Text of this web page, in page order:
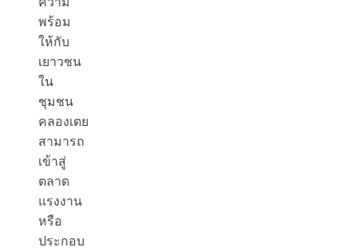
พร้อม
ให้กับ
เยาวชน
ใน
ชุมชน
คลองเตย
สามารถ
เข้าสู่
ตลาด
แรงงาน
หรือ
ประกอบ